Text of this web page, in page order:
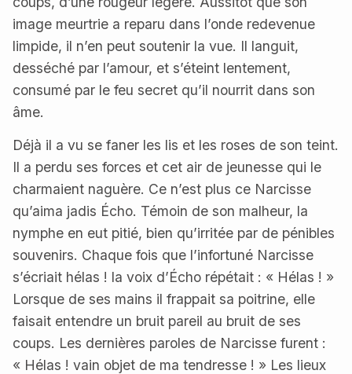
image meurtrie a reparu dans l’onde redevenue
limpide, il n’en peut soutenir la vue. Il languit,
desséché par l’amour, et s’éteint lentement,
consumé par le feu secret qu’il nourrit dans son
âme.
Déjà il a vu se faner les lis et les roses de son teint.
Il a perdu ses forces et cet air de jeunesse qui le
charmaient naguère. Ce n’est plus ce Narcisse
qu’aima jadis Écho. Témoin de son malheur, la
nymphe en eut pitié, bien qu’irritée par de pénibles
souvenirs. Chaque fois que l’infortuné Narcisse
s’écriait hélas ! la voix d’Écho répétait : « Hélas ! »
Lorsque de ses mains il frappait sa poitrine, elle
faisait entendre un bruit pareil au bruit de ses
coups. Les dernières paroles de Narcisse furent :
« Hélas ! vain objet de ma tendresse ! » Les lieux